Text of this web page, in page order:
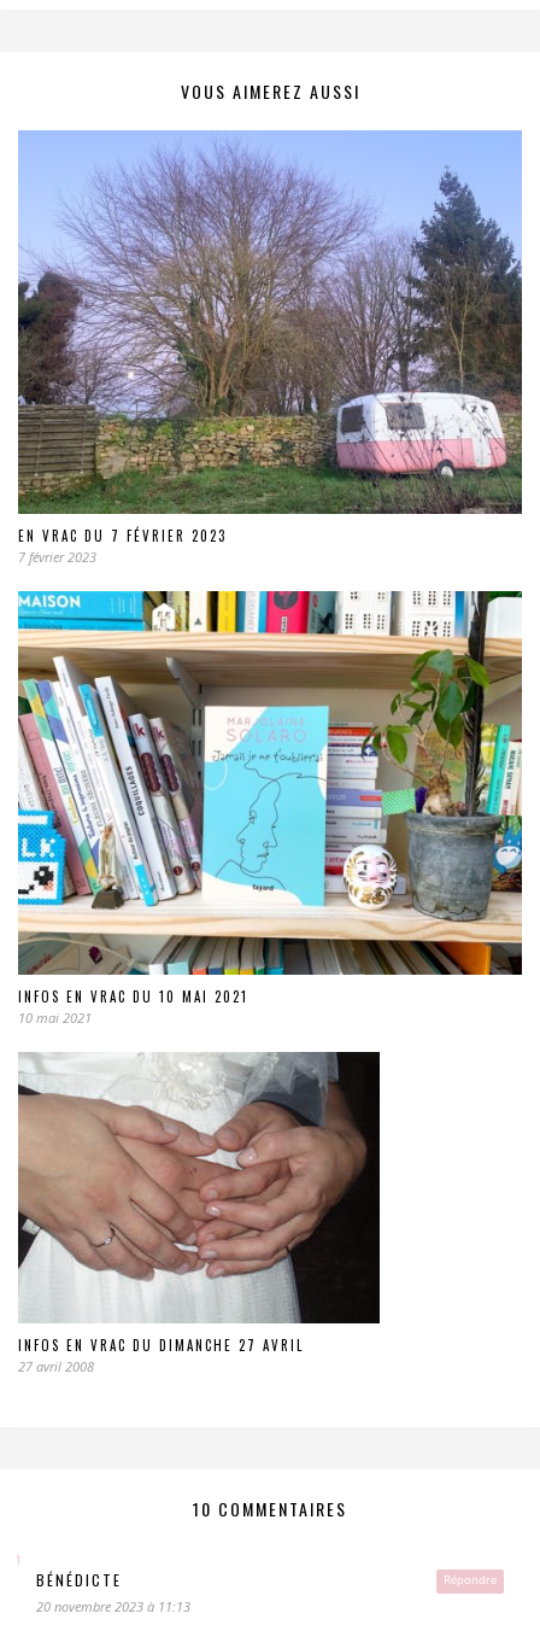
VOUS AIMEREZ AUSSI
EN VRAC DU 7 FÉVRIER 2023
7 février 2023
INFOS EN VRAC DU 10 MAI 2021
10 mai 2021
INFOS EN VRAC DU DIMANCHE 27 AVRIL
27 avril 2008
10 COMMENTAIRES
Répondre
BÉNÉDICTE
20 novembre 2023 à 11:13